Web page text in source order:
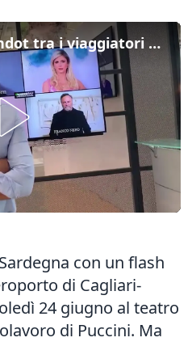
Flash mob con Turandot tra i viaggiatori all'aeroporto di Cagliari
con un flash
di Cagliari-
24 giugno al teatro
di Puccini. Ma